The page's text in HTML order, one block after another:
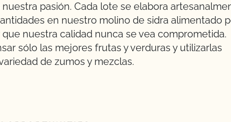
pasión. Cada lote se elabora
en nuestro molino de sidra alimentado
nuestra calidad nunca se vea comprometida.
sólo las mejores frutas y verduras y utilizarlas
de zumos y mezclas.